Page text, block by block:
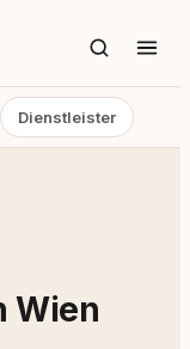
Dienstleister
Wien